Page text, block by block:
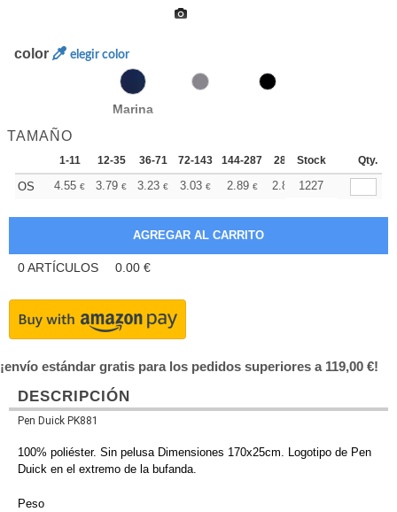
color elegir color
Marina
TAMAÑO
1-11 12-35 36-71 72-143 144-287 288 + Más
Stock Qty.
OS 4.55 € 3.79 € 3.23 € 3.03 € 2.89 € 2.86 € +
1227
0ARTÍCULOS 0.00 €
¡envío estándar gratis para los pedidos superiores a 119,00 €!
DESCRIPCIÓN
Pen Duick PK881
100% poliéster. Sin pelusa Dimensiones 170x25cm. Logotipo de Pen
Duick en el extremo de la bufanda.
Peso